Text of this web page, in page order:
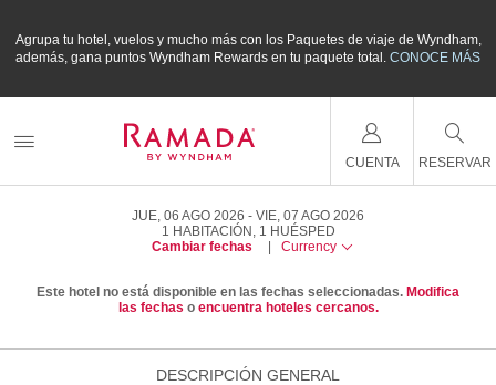
Agrupa tu hotel, vuelos y mucho más con los Paquetes de viaje de Wyndham,
además, gana puntos Wyndham Rewards en tu paquete total.CONOCE MÁS
CUENTA RESERVAR
JUE, 06 AGO 2026
VIE, 07 AGO 2026
1 HABITACIÓN , 1 HUÉSPED
Cambiar fechas
Currency
Este hotel no está disponible en las fechas seleccionadas. Modifica
las fechas o encuentra hoteles cercanos.
DESCRIPCIÓN GENERAL